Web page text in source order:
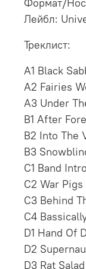
Лейбл:
Треклист:
A1 Black
A2 Fairies
A3 Under
B1 After
B2 Into The
B3
C1 Band
C2 War Pigs
C3 Behind
C4
D1 Hand Of
D2
D3 Rat